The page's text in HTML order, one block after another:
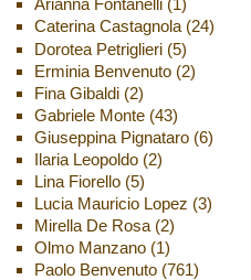
Arianna Fontanelli(1)
Caterina Castagnola(24)
Dorotea Petriglieri(5)
Erminia Benvenuto(2)
Fina Gibaldi(2)
Gabriele Monte(43)
Giuseppina Pignataro(6)
Ilaria Leopoldo(2)
Lina Fiorello(5)
Lucia Mauricio Lopez (3)
Mirella De Rosa(2)
Olmo Manzano(1)
Paolo Benvenuto(761)